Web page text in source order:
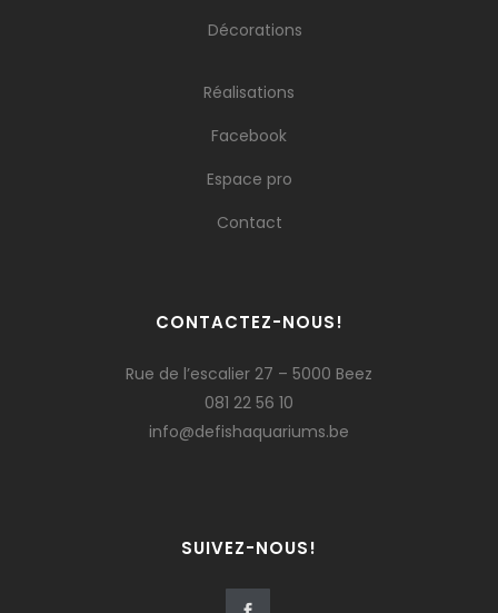
Décorations
Réalisations
Facebook
Espace pro
Contact
CONTACTEZ-NOUS!
Rue de l’escalier 27 – 5000 Beez
081 22 56 10
info@defishaquariums.be
SUIVEZ-NOUS!